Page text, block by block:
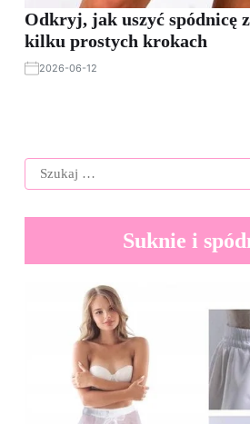
Odkryj, jak uszyć spódnicę
kilku prostych krokach
2026-06-12
Suknie i